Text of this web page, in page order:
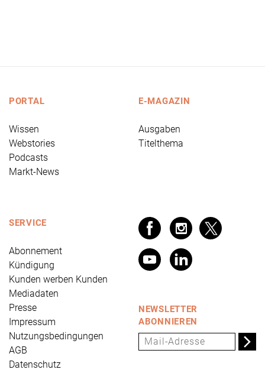
PORTAL
Wissen
Webstories
Podcasts
Markt-News
E-MAGAZIN
Ausgaben
Titelthema
SERVICE
Abonnement
Kündigung
Kunden werben Kunden
Mediadaten
Presse
Impressum
Nutzungsbedingungen
AGB
Datenschutz
NEWSLETTER
ABONNIEREN